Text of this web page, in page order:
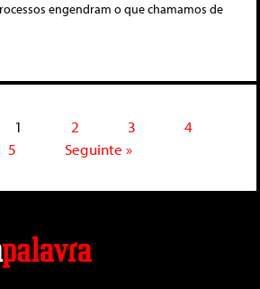
engendram o que chamamos de
1 2 3
4
5
Seguinte »